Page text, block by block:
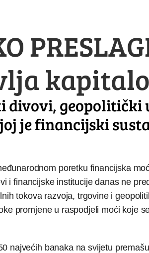
divovi, geopolitički
je financijski
poretku financijska
i financijske institucije danas ne
tokova razvoja, trgovine i
promjene u raspodjeli moći koje
najvećih banaka na svijetu